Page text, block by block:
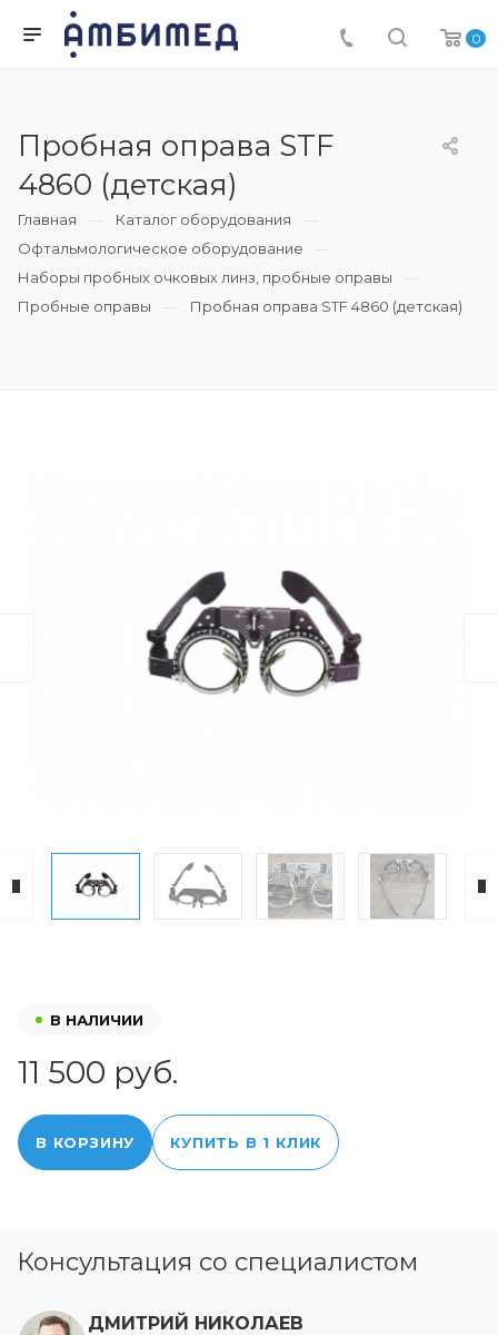
0
Пробная оправа STF
4860 (детская)
Главная
Каталог оборудования
Офтальмологическое оборудование
Наборы пробных очковых линз, пробные оправы
Пробные оправы
Пробная оправа STF 4860 (детская)
В НАЛИЧИИ
11 500 руб.
В КОРЗИНУ КУПИТЬ В 1 КЛИК
Консультация со специалистом
ДМИТРИЙ НИКОЛАЕВ